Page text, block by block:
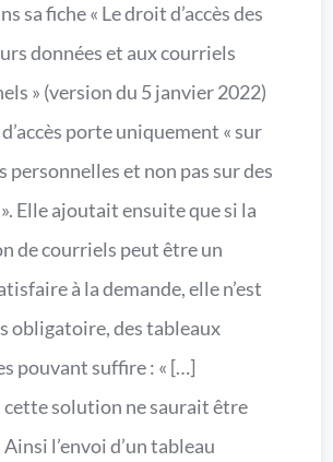
sa fiche « Le droit d’accès des
données et aux courriels
» (version du 5 janvier 2022)
porte uniquement « sur
personnelles et non pas sur des
Elle ajoutait ensuite que si la
de courriels peut être un
à la demande, elle n’est
obligatoire, des tableaux
pouvant suffire : « […]
cette solution ne saurait être
l’envoi d’un tableau